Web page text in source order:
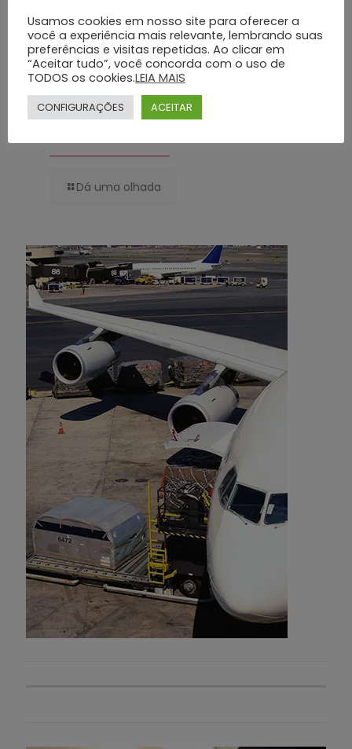
Planos Funerários Preventivos: Conheça os Benefícios do Grupo Silva
Dá uma olhada
Usamos cookies em nosso site para oferecer a
você a experiência mais relevante, lembrando suas
preferências e visitas repetidas. Ao clicar em
“Aceitar tudo”, você concorda com o uso de
TODOS os cookies.LEIA MAIS
CONFIGURAÇÕES ACEITAR